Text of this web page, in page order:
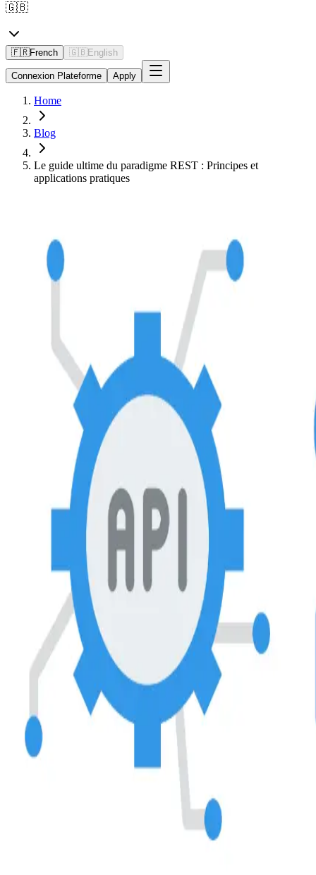
🇬🇧
🇫🇷French 🇬🇧 English
Connexion Plateforme Apply
Home
Blog
Le guide ultime du paradigme REST : Principes et
applications pratiques